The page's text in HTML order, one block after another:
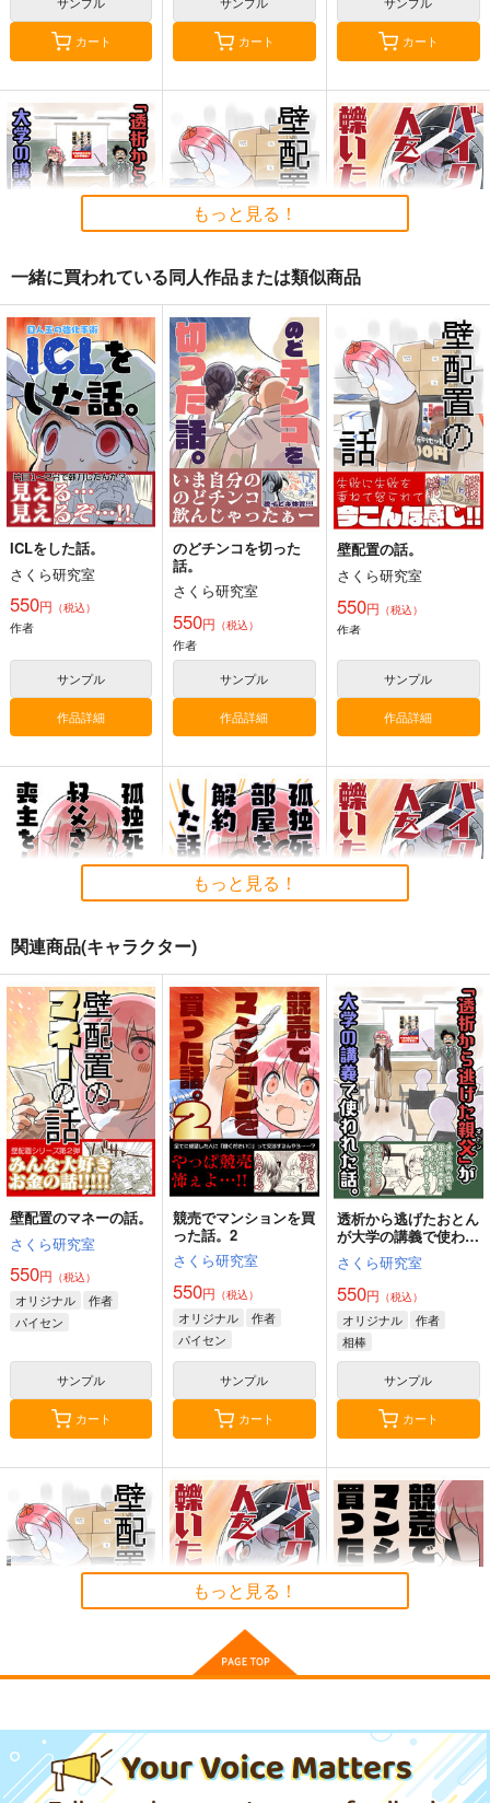
黒白のアヴェスター 2
神座万象・第十四機
関
専売 2,178円（税込）
通勤道中であの娘がぱ
んつを見せてくる本
13
嘘つき屋
662円 （税込）
オリジナル
まぐ太ノート16冊
目 The Bunny's Tail 2
C-ARTS
1,430円（税込）
黒白のアヴェスター 1
神座万象・第十四機
関
2,178円
オリジナル
サンプル
カート
藤ちょこ「星の記憶と
巡り合う」絵師100人
展 16 大阪展 前売り券
産経新聞社
1,300円（税込）
オリジナル
サンプル
カート
今日の一枚 2026
年 Vol.1
WhitePlanter
1,320円（税込）
オリジナル
サンプル
カート
森倉円「名前のない
星」絵師100人
展 16 大阪展 前売り券
産経新聞社
1,300円（税込）
オリジナル
サンプル
カート
カート カート カート
透析から逃げたおとん
が大学の講義で使われ
た話。
さくら研究室
550円（税込）
オリジナル
作者
相棒
サンプル
壁配置の話。
さくら研究室
550円（税込）
オリジナル
作者
同居人
サンプル
バイクで人を轢いた
話。
さくら研究室
550円（税込）
オリジナル
作者
相棒
サンプル
カート
競売でマンションを買
った話。
さくら研究室
（税込）
競売のおばちゃん
サンプル
カート
のどチンコを切った
話。
さくら研究室
550円（税込）
同居人
サンプル
カート
ICLをした話。
さくら研究室
サンプル
カート
孤独死した部屋を解約
した話
さくら研究室
550 （税込）
オリジナル
作者
退去清算の人(ガチ)
カート
もっと見る！
一緒に買われている同人作品または類似商品
ICLをした話。
さくら研究室
550円 （税込）
作者
サンプル
作品詳細
のどチンコを切った
話。
さくら研究室
550円 （税込）
作者
サンプル
作品詳細
壁配置の話。
さくら研究室
550円 （税込）
作者
サンプル
作品詳細
孤独死した叔父さんの
喪主をした話。
さくら研究室
550円（税込）
作者
サンプル
作品詳細
孤独死した部屋を解約
した話
さくら研究室
550円（税込）
作者
サンプル
作品詳細
バイクで人を轢いた
話。
さくら研究室
550円 （税込）
作者
サンプル
作品詳細
競売でマンションを買
さくら研究室
550円 （税込）
作者
サンプル
競売でマンションを買
った話。2
さくら研究室
550円（税込）
作者
サンプル
作品詳細
壁配置のマネーの話。
さくら研究室
550 円（税込）
作者
サンプル
もっと見る！
関連商品(キャラクター)
壁配置のマネーの話。
さくら研究室
550円 （税込）
オリジナル
作者
パイセン
サンプル
カート
競売でマンションを買
った話。2
さくら研究室
550円 （税込）
オリジナル
作者
パイセン
サンプル
カート
透析から逃げたおとん
が大学の講義で使われ
た話。
さくら研究室
550円 （税込）
オリジナル
作者
相棒
サンプル
カート
さくら研究室
550円（税込）
オリジナル
作者
話。
さくら研究室
550 円
った話。
さくら研究室
550 （税込）
もっと見る！